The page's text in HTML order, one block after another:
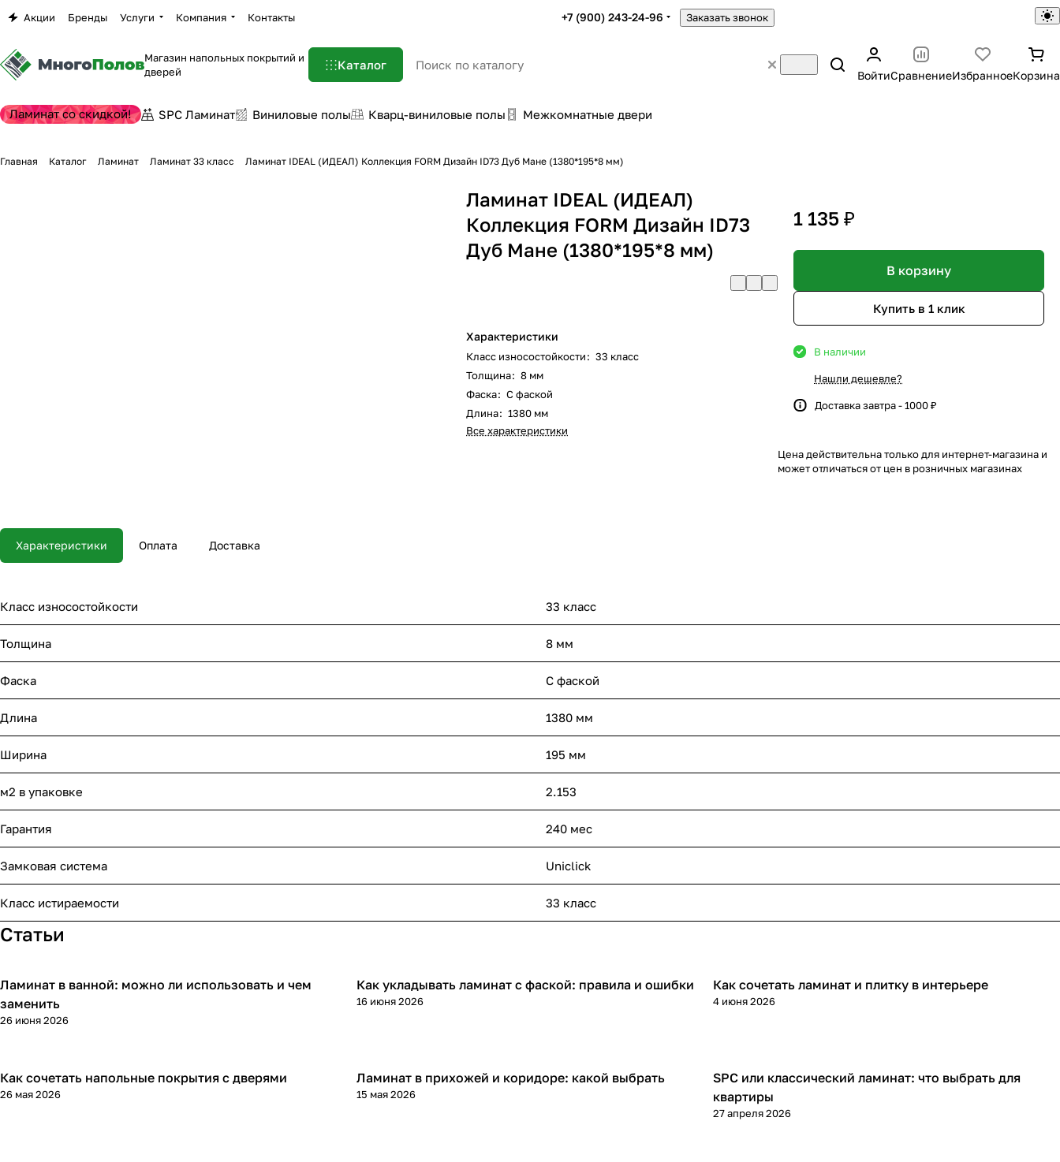
Акции Бренды Услуги Компания Контакты +7 (900) 243-24-96 Заказать звонок
Магазин напольных покрытий и
дверей
Каталог
ВойтиСравнениеИзбранноеКорзина
Ламинат со скидкой! SPC Ламинат Виниловые полы Кварц-виниловые полы Межкомнатные двери
Главная Каталог Ламинат Ламинат 33 класс Ламинат IDEAL (ИДЕАЛ) Коллекция FORM Дизайн ID73 Дуб Мане (1380*195*8 мм)
Ламинат IDEAL (ИДЕАЛ)
Коллекция FORM Дизайн ID73
Дуб Мане (1380*195*8 мм)
Характеристики
Класс износостойкости: 33 класс
Толщина: 8 мм
Фаска: С фаской
Длина: 1380 мм
Все характеристики
1 135 ₽
В корзину
Купить в 1 клик
В наличии
Нашли дешевле?
Доставка завтра - 1000 ₽
Цена действительна только для интернет-магазина и
может отличаться от цен в розничных магазинах
Характеристики Оплата Доставка
Класс износостойкости 33 класс
Толщина 8 мм
Фаска С фаской
Длина 1380 мм
Ширина 195 мм
м2 в упаковке 2.153
Гарантия 240 мес
Замковая система Uniclick
Класс истираемости 33 класс
Статьи
Напольные покрытия
Ламинат в ванной: можно ли использовать и чем
заменить
26 июня 2026
Напольные покрытия
Как укладывать ламинат с фаской: правила и ошибки
16 июня 2026
Напольные покрытия
Как сочетать ламинат и плитку в интерьере
4 июня 2026
Напольные покрытия
Как сочетать напольные покрытия с дверями
26 мая 2026
Напольные покрытия
Ламинат в прихожей и коридоре: какой выбрать
15 мая 2026
Напольные покрытия
SPC или классический ламинат: что выбрать для
квартиры
27 апреля 2026